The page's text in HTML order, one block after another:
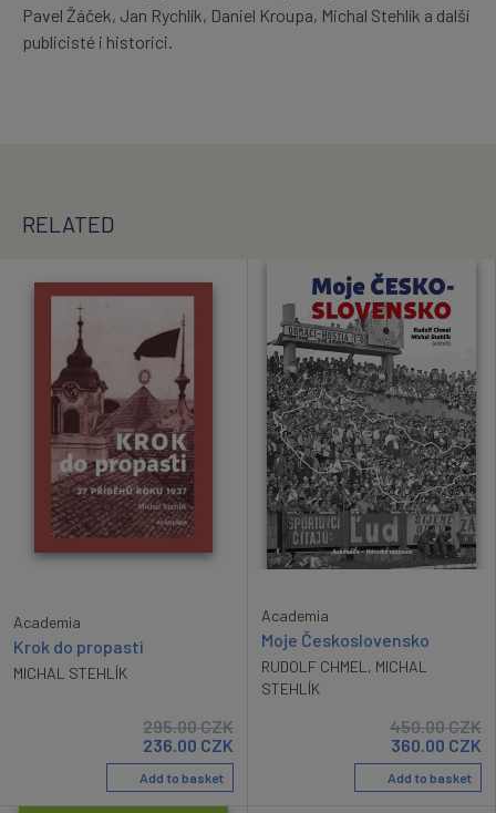
Pavel Žáček, Jan Rychlík, Daniel Kroupa, Michal Stehlík a další
publicisté i historici.
RELATED
Academia
Krok do propasti
MICHAL STEHLÍK
295.00CZK
236.00 CZK
Add to basket
Academia
Moje Československo
RUDOLF CHMEL , MICHAL
STEHLÍK
450.00CZK
360.00 CZK
Add to basket